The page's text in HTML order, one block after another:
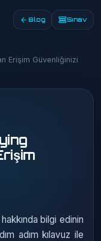
Blog Sınav
Erişim Güvenliğinizi
bilgi edinin
adım kılavuz ile